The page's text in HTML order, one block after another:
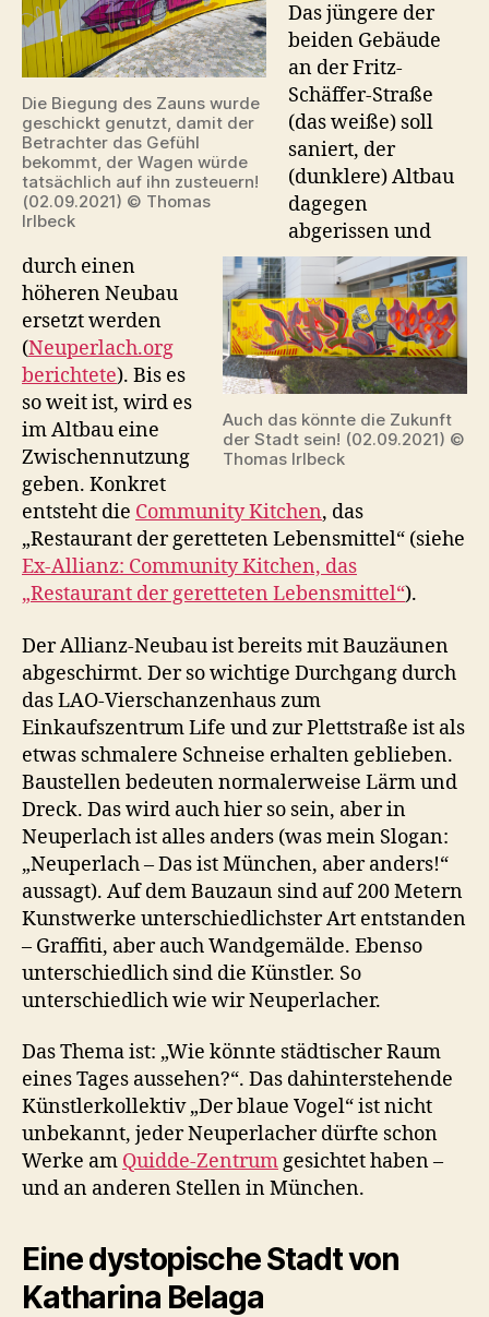
Die Biegung des Zauns wurde
geschickt genutzt, damit der
Betrachter das Gefühl
bekommt, der Wagen würde
tatsächlich auf ihn zusteuern!
(02.09.2021) © Thomas
Irlbeck
Auch das könnte die Zukunft
der Stadt sein! (02.09.2021) ©
Thomas Irlbeck
Das jüngere der
beiden Gebäude
an der Fritz-
Schäffer-Straße
(das weiße) soll
saniert, der
(dunklere) Altbau
dagegen
abgerissen und
durch einen
höheren Neubau
ersetzt werden
(Neuperlach.org
berichtete). Bis es
so weit ist, wird es
im Altbau eine
Zwischennutzung
geben. Konkret
entsteht die Community Kitchen, das
„Restaurant der geretteten Lebensmittel“ (siehe
Ex-Allianz: Community Kitchen, das
„Restaurant der geretteten Lebensmittel“).
Der Allianz-Neubau ist bereits mit Bauzäunen
abgeschirmt. Der so wichtige Durchgang durch
das LAO-Vierschanzenhaus zum
Einkaufszentrum Life und zur Plettstraße ist als
etwas schmalere Schneise erhalten geblieben.
Baustellen bedeuten normalerweise Lärm und
Dreck. Das wird auch hier so sein, aber in
Neuperlach ist alles anders (was mein Slogan:
„Neuperlach – Das ist München, aber anders!“
aussagt). Auf dem Bauzaun sind auf 200 Metern
Kunstwerke unterschiedlichster Art entstanden
– Graffiti, aber auch Wandgemälde. Ebenso
unterschiedlich sind die Künstler. So
unterschiedlich wie wir Neuperlacher.
Das Thema ist: „Wie könnte städtischer Raum
eines Tages aussehen?“. Das dahinterstehende
Künstlerkollektiv „Der blaue Vogel“ ist nicht
unbekannt, jeder Neuperlacher dürfte schon
Werke am Quidde-Zentrumgesichtet haben –
und an anderen Stellen in München.
Eine dystopische Stadt von
Katharina Belaga